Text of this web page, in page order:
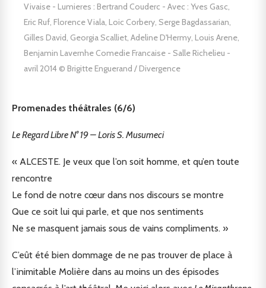
Vivaise - Lumieres : Bertrand Couderc - Avec : Yves Gasc,
Eric Ruf, Florence Viala, Loic Corbery, Serge Bagdassarian,
Gilles David, Georgia Scalliet, Adeline D'Hermy, Louis Arene,
Benjamin Lavernhe Comedie Francaise - Salle Richelieu -
avril 2014 © Brigitte Enguerand / Divergence
Promenades théâtrales (6/6)
Le Regard Libre N° 19 – Loris S. Musumeci
« ALCESTE. Je veux que l’on soit homme, et qu’en toute
rencontre
Le fond de notre cœur dans nos discours se montre
Que ce soit lui qui parle, et que nos sentiments
Ne se masquent jamais sous de vains compliments. »
C’eût été bien dommage de ne pas trouver de place à
l’inimitable Molière dans au moins un des épisodes